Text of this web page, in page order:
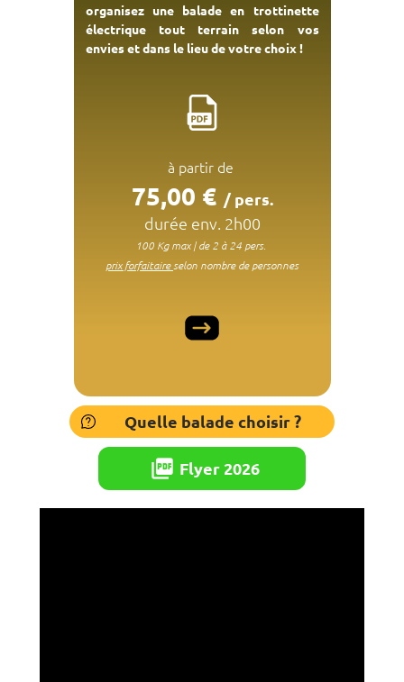
organisez une balade en trottinette
électrique tout terrain selon vos
envies et dans le lieu de votre choix !
à partir de
75,00 € / pers.
durée env. 2h00
100 Kg max | de 2 à 24 pers.
prix forfaitaireselon nombre de personnes
Quelle balade choisir ?
picture_as_pdf Flyer 2026